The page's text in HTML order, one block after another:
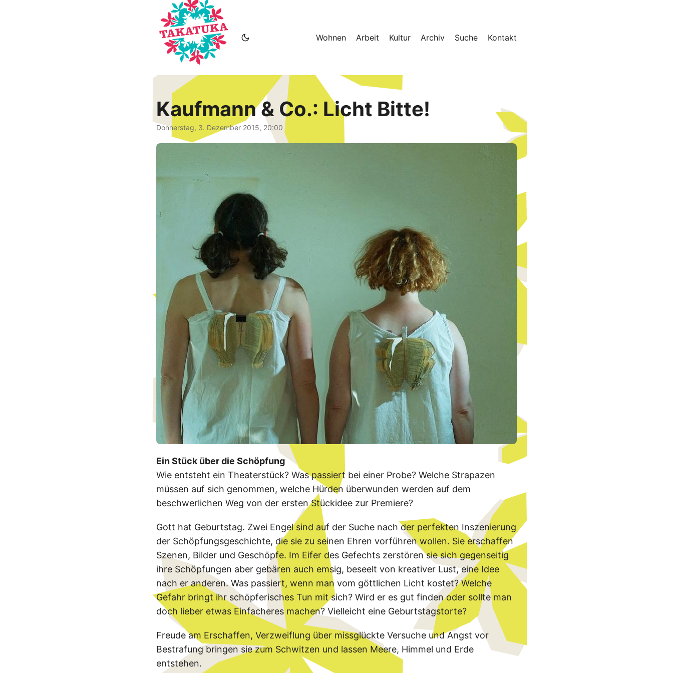
Wohnen Arbeit Kultur Archiv Suche Kontakt
Kaufmann & Co.: Licht Bitte!
Donnerstag, 3. Dezember 2015, 20:00
Ein Stück über die Schöpfung
Wie entsteht ein Theaterstück? Was passiert bei einer Probe? Welche Strapazen
müssen auf sich genommen, welche Hürden überwunden werden auf dem
beschwerlichen Weg von der ersten Stückidee zur Premiere?
Gott hat Geburtstag. Zwei Engel sind auf der Suche nach der perfekten Inszenierung
der Schöpfungsgeschichte, die sie zu seinen Ehren vorführen wollen. Sie erschaffen
Szenen, Bilder und Geschöpfe. Im Eifer des Gefechts zerstören sie sich gegenseitig
ihre Schöpfungen aber gebären auch emsig, beseelt von kreativer Lust, eine Idee
nach er anderen. Was passiert, wenn man vom göttlichen Licht kostet? Welche
Gefahr bringt ihr schöpferisches Tun mit sich? Wird er es gut finden oder sollte man
doch lieber etwas Einfacheres machen? Vielleicht eine Geburtstagstorte?
Freude am Erschaffen, Verzweiflung über missglückte Versuche und Angst vor
Bestrafung bringen sie zum Schwitzen und lassen Meere, Himmel und Erde
entstehen.